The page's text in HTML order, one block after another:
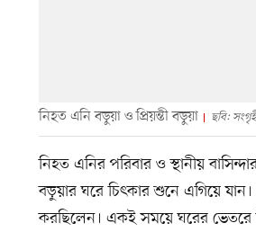
নিহত এনি বড়ুয়া ও প্রিয়ন্তী বড়ুয়া ছবি:
নিহত এনির পরিবার ও স্থানীয়
বড়ুয়ার ঘরে চিৎকার শুনে এগিয়ে
করছিলেন। একই সময়ে ঘরের ভেতরে